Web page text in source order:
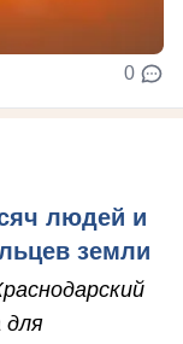
0
людей и
земли
для